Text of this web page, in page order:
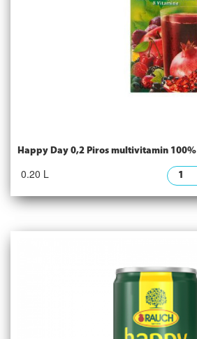
Happy Day 0,2 Piros multivitamin 100%
0.20 L